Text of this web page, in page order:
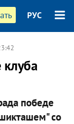
РУС
победе
со